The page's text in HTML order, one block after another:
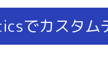
でカスタム